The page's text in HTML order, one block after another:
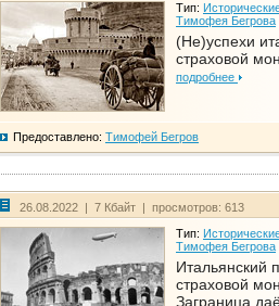
Тип:
Тимофея Бегрова
(Не)успехи
страховой
подробнее
Предоставлено: Тимофей Бегров
26.08.2022 | 7 Кбайт | просмотров: 613
Тип:
Тимофея Бегрова
Итальянский
страховой
Заграница